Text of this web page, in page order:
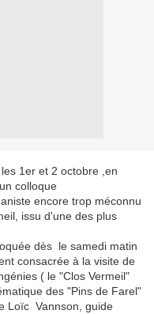
1er et 2 octobre ,en
colloque
encore trop méconnu
issu d'une des plus
dès le samedi matin
consacrée à la visite de
( le "Clos Vermeil"
des "Pins de Farel"
Loïc Vannson, guide